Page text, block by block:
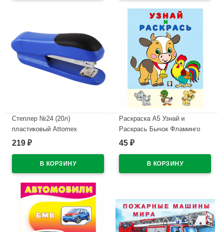
Степлер №24 (20л)
пластиковый Attomex
арт.4142310
219 ₽
Раскраска А5 Узнай и
Раскрась Бычок Фламинго
арт 26271
45 ₽